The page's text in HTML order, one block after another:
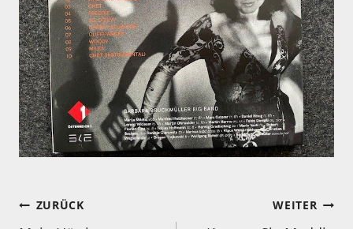
Beitragsnavigation
ZURÜCK WEITER